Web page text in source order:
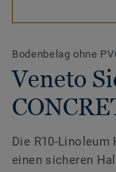
Bodenbelag ohne
Veneto
Die R10-
einen sicheren